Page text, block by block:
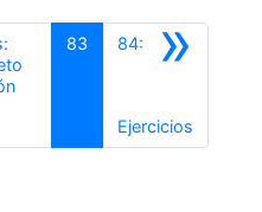
Anterior
83 »
84:
Ejercicios